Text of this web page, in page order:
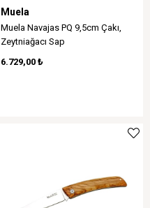
Muela
Muela Navajas PQ 9,5cm Çakı,
Zeytniağacı Sap
6.729,00 ₺